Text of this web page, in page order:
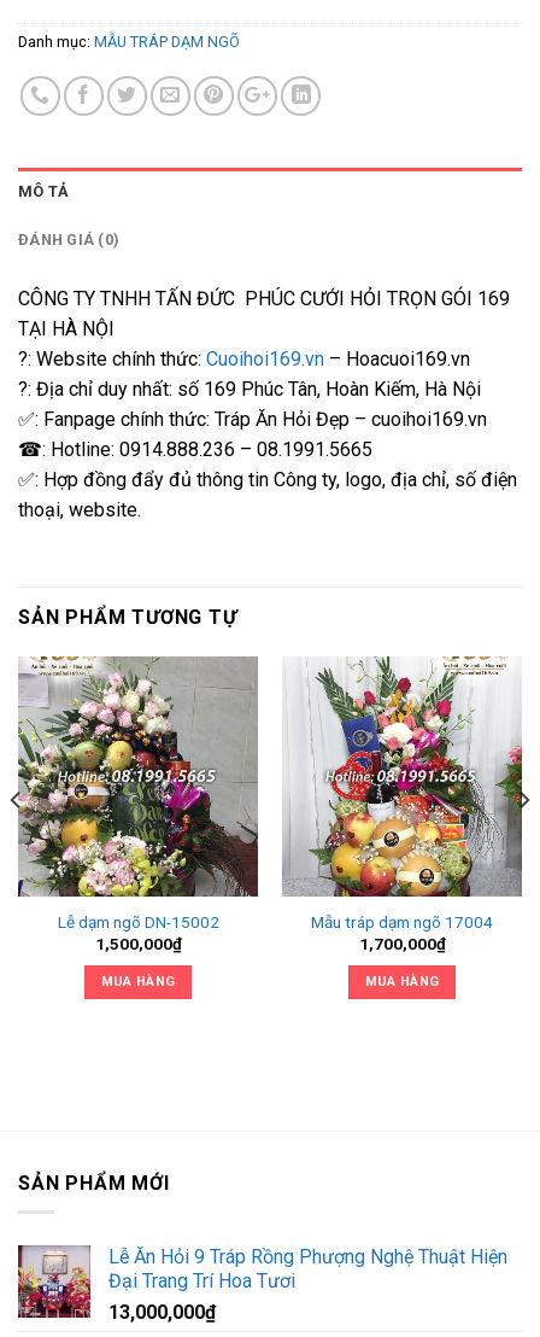
Danh mục: MẪU TRÁP DẠM NGÕ
MÔ TẢ
ĐÁNH GIÁ (0)
CÔNG TY TNHH TẤN ĐỨC PHÚC CƯỚI HỎI TRỌN GÓI 169
TẠI HÀ NỘI
?: Website chính thức: Cuoihoi169.vn – Hoacuoi169.vn
?: Địa chỉ duy nhất: số 169 Phúc Tân, Hoàn Kiếm, Hà Nội
✅: Fanpage chính thức: Tráp Ăn Hỏi Đẹp – cuoihoi169.vn
☎: Hotline: 0914.888.236 – 08.1991.5665
✅: Hợp đồng đẩy đủ thông tin Công ty, logo, địa chỉ, số điện
thoại, website.
SẢN PHẨM TƯƠNG TỰ
Lễ dạm ngõ DN-15002
1,500,000₫
MUA HÀNG
Mẫu tráp dạm ngõ 17004
1,700,000₫
MUA HÀNG
SẢN PHẨM MỚI
Lễ Ăn Hỏi 9 Tráp Rồng Phượng Nghệ Thuật Hiện
Đại Trang Trí Hoa Tươi
13,000,000₫